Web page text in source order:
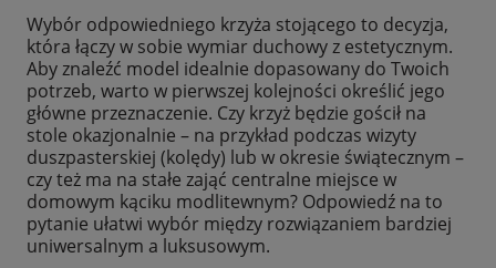
Wybór odpowiedniego krzyża stojącego to decyzja,
która łączy w sobie wymiar duchowy z estetycznym.
Aby znaleźć model idealnie dopasowany do Twoich
potrzeb, warto w pierwszej kolejności określić jego
główne przeznaczenie. Czy krzyż będzie gościł na
stole okazjonalnie – na przykład podczas wizyty
duszpasterskiej (kolędy) lub w okresie świątecznym –
czy też ma na stałe zająć centralne miejsce w
domowym kąciku modlitewnym? Odpowiedź na to
pytanie ułatwi wybór między rozwiązaniem bardziej
uniwersalnym a luksusowym.